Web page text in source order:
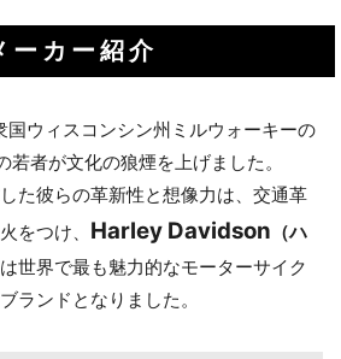
ーカー紹介
ウィスコンシン州ミルウォーキーの
者が文化の狼煙を上げました。
た彼らの革新性と想像力は、交通革
をつけ、 Harley Davidson （ハ
は世界で最も魅力的なモーターサイク
ランドとなりました。